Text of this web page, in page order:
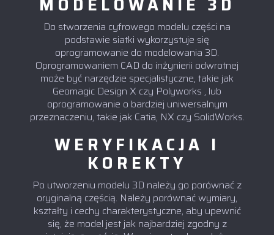
Do stworzenia cyfrowego modelu części na
podstawie siatki wykorzystuje się
oprogramowanie do modelowania 3D.
Oprogramowaniem CAD do inżynierii odwrotnej
może być narzędzie specjalistyczne, takie jak
Geomagic Design X czy Polyworks , lub
oprogramowanie o bardziej uniwersalnym
przeznaczeniu, takie jak Catia, NX czy SolidWorks.
WERYFIKACJA I
KOREKTY
Po utworzeniu modelu 3D należy go porównać z
oryginalną częścią. Należy porównać wymiary,
kształty i cechy charakterystyczne, aby upewnić
się, że model jest jak najbardziej zgodny z